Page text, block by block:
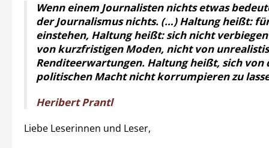
Wenn einem Journalisten nichts etwas
der Journalismus nichts. (…) Haltung heißt:
einstehen, Haltung heißt: sich nicht
von kurzfristigen Moden, nicht von
Renditeerwartungen. Haltung heißt, sich von
politischen Macht nicht korrumpieren zu
Heribert Prantl
Liebe Leserinnen und Leser,